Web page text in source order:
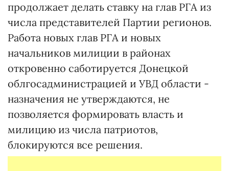
продолжает делать ставку на глав РГА из
числа представителей Партии регионов.
Работа новых глав РГА и новых
начальников милиции в районах
откровенно саботируется Донецкой
облгосадминистрацией и УВД области -
назначения не утверждаются, не
позволяется формировать власть и
милицию из числа патриотов,
блокируются все решения.